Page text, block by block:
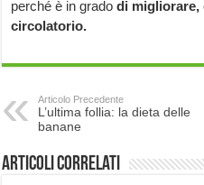
perché è in grado di migliorare,
circolatorio.
Articolo Precedente
L’ultima follia: la dieta delle
banane
Articoli correlati